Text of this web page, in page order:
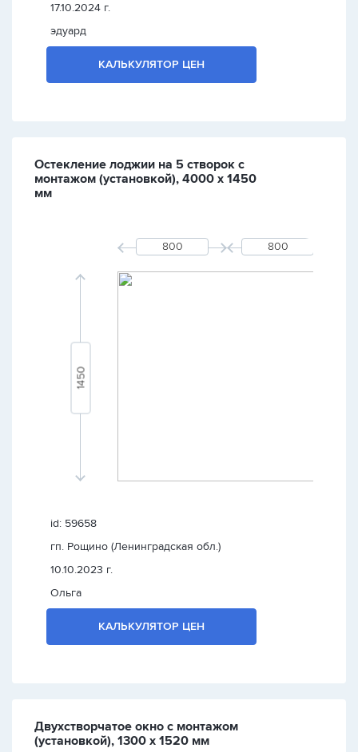
17.10.2024 г.
эдуард
КАЛЬКУЛЯТОР ЦЕН
Остекление лоджии на 5 створок с
монтажом (установкой), 4000 х 1450
мм
id: 59658
гп. Рощино (Ленинградская обл.)
10.10.2023 г.
Ольга
КАЛЬКУЛЯТОР ЦЕН
Двухстворчатое окно с монтажом
(установкой), 1300 х 1520 мм